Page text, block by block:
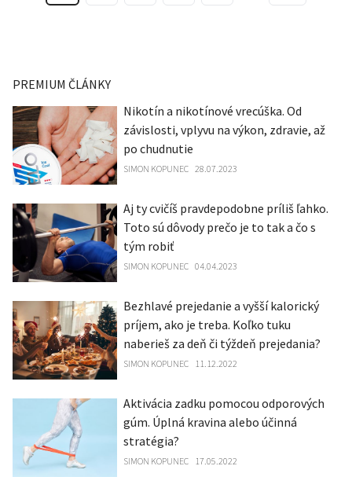
PREMIUM ČLÁNKY
Nikotín a nikotínové vrecúška. Od
závislosti, vplyvu na výkon, zdravie, až
po chudnutie
SIMON KOPUNEC 28.07.2023
Aj ty cvičíš pravdepodobne príliš ľahko.
Toto sú dôvody prečo je to tak a čo s
tým robiť
SIMON KOPUNEC 04.04.2023
Bezhlavé prejedanie a vyšší kalorický
príjem, ako je treba. Koľko tuku
naberieš za deň či týždeň prejedania?
SIMON KOPUNEC 11.12.2022
Aktivácia zadku pomocou odporových
gúm. Úplná kravina alebo účinná
stratégia?
SIMON KOPUNEC 17.05.2022